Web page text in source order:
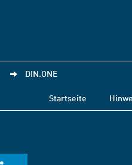
DIN.ONE
Startseite